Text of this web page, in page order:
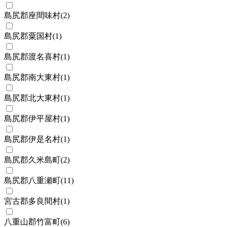
島尻郡座間味村(2)
島尻郡粟国村(1)
島尻郡渡名喜村(1)
島尻郡南大東村(1)
島尻郡北大東村(1)
島尻郡伊平屋村(1)
島尻郡伊是名村(1)
島尻郡久米島町(2)
島尻郡八重瀬町(11)
宮古郡多良間村(1)
八重山郡竹富町(6)